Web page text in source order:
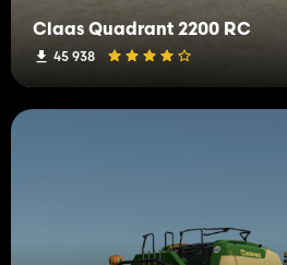
Claas Quadrant 2200 RC
45 938